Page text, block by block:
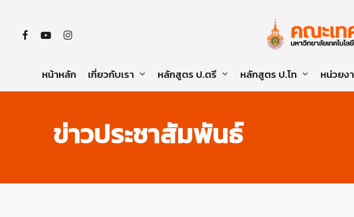
contentfacebookyoutubeinstagram
หน้าหลัก เกี่ยวกับเรา หลักสูตร ป.ตรี หลักสูตร ป.โท หน่วยง
ข่าวประชาสัมพันธ์